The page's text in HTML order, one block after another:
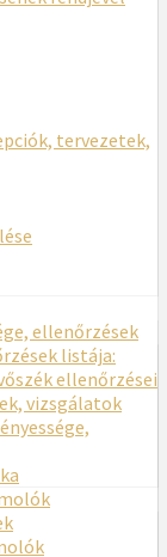
tervezetek,
ellenőrzések
listája:
ellenőrzései
vizsgálatok